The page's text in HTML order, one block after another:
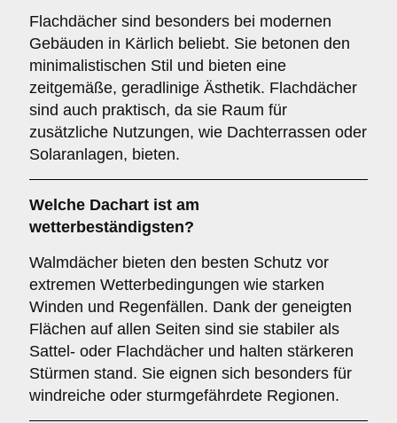
Flachdächer sind besonders bei modernen
Gebäuden in Kärlich beliebt. Sie betonen den
minimalistischen Stil und bieten eine
zeitgemäße, geradlinige Ästhetik. Flachdächer
sind auch praktisch, da sie Raum für
zusätzliche Nutzungen, wie Dachterrassen oder
Solaranlagen, bieten.
Welche Dachart ist am
wetterbeständigsten?
Walmdächer bieten den besten Schutz vor
extremen Wetterbedingungen wie starken
Winden und Regenfällen. Dank der geneigten
Flächen auf allen Seiten sind sie stabiler als
Sattel- oder Flachdächer und halten stärkeren
Stürmen stand. Sie eignen sich besonders für
windreiche oder sturmgefährdete Regionen.